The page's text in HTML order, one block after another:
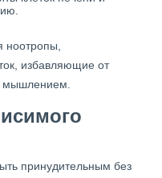
ноотропы,
избавляющие от
мышлением.
принудительным без